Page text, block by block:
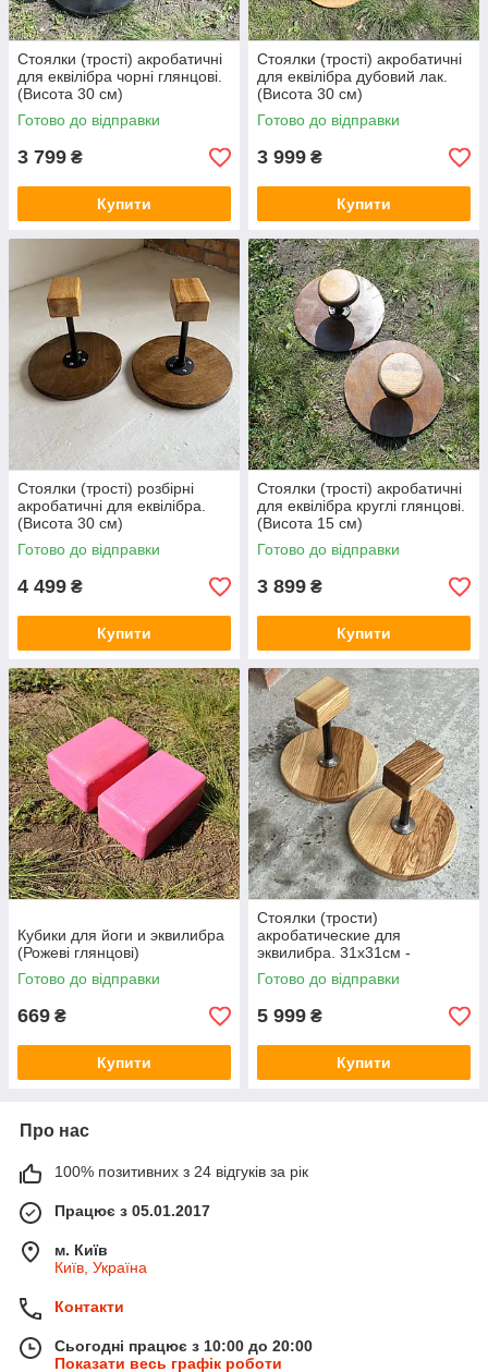
Стоялки (трості) акробатичні
для еквілібра чорні глянцові.
(Висота 30 см)
Готово до відправки
3 799 ₴
Купити
Стоялки (трості) акробатичні
для еквілібра дубовий лак.
(Висота 30 см)
Готово до відправки
3 999 ₴
Купити
Стоялки (трості) розбірні
акробатичні для еквілібра.
(Висота 30 см)
Готово до відправки
4 499 ₴
Купити
Стоялки (трості) акробатичні
для еквілібра круглі глянцові.
(Висота 15 см)
Готово до відправки
3 899 ₴
Купити
Кубики для йоги и эквилибра
(Рожеві глянцові)
Готово до відправки
669 ₴
Купити
Стоялки (трости)
акробатические для
эквилибра. 31х31см -
Premium
Готово до відправки
5 999 ₴
Купити
Про нас
100% позитивних з 24 відгуків за рік
Працює з 05.01.2017
м. Київ
Київ, Україна
Контакти
Сьогодні працює з 10:00 до 20:00
Показати весь графік роботи